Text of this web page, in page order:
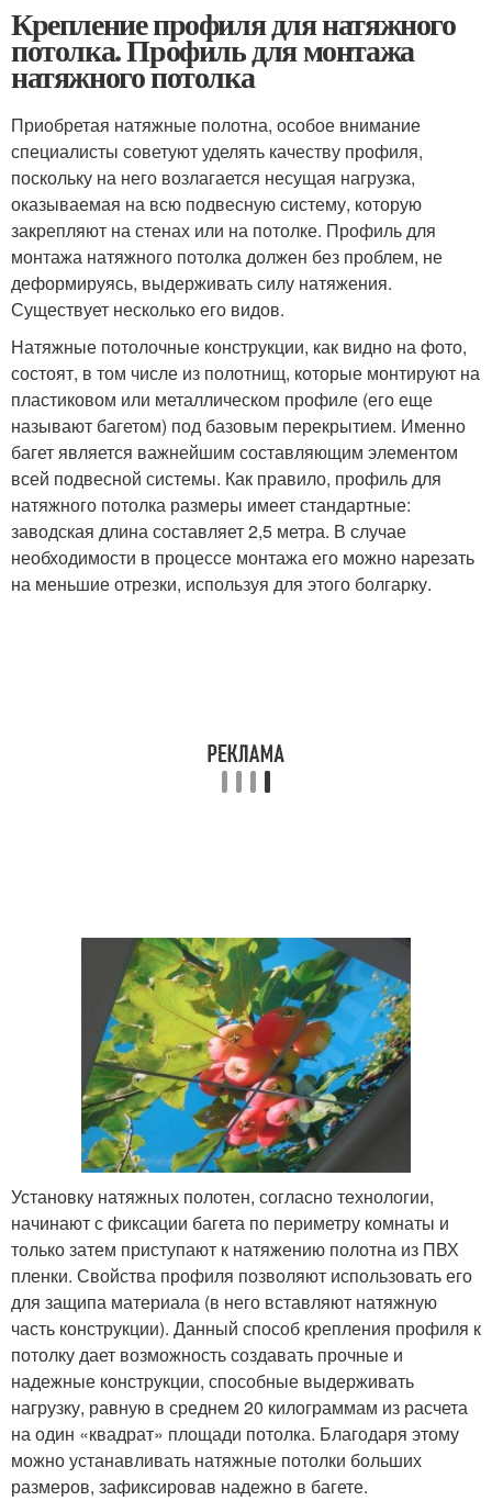
Крепление профиля для натяжного
потолка. Профиль для монтажа
натяжного потолка
Приобретая натяжные полотна, особое внимание
специалисты советуют уделять качеству профиля,
поскольку на него возлагается несущая нагрузка,
оказываемая на всю подвесную систему, которую
закрепляют на стенах или на потолке. Профиль для
монтажа натяжного потолка должен без проблем, не
деформируясь, выдерживать силу натяжения.
Существует несколько его видов.
Натяжные потолочные конструкции, как видно на фото,
состоят, в том числе из полотнищ, которые монтируют на
пластиковом или металлическом профиле (его еще
называют багетом) под базовым перекрытием. Именно
багет является важнейшим составляющим элементом
всей подвесной системы. Как правило, профиль для
натяжного потолка размеры имеет стандартные:
заводская длина составляет 2,5 метра. В случае
необходимости в процессе монтажа его можно нарезать
на меньшие отрезки, используя для этого болгарку.
Установку натяжных полотен, согласно технологии,
начинают с фиксации багета по периметру комнаты и
только затем приступают к натяжению полотна из ПВХ
пленки. Свойства профиля позволяют использовать его
для защипа материала (в него вставляют натяжную
часть конструкции). Данный способ крепления профиля к
потолку дает возможность создавать прочные и
надежные конструкции, способные выдерживать
нагрузку, равную в среднем 20 килограммам из расчета
на один «квадрат» площади потолка. Благодаря этому
можно устанавливать натяжные потолки больших
размеров, зафиксировав надежно в багете.